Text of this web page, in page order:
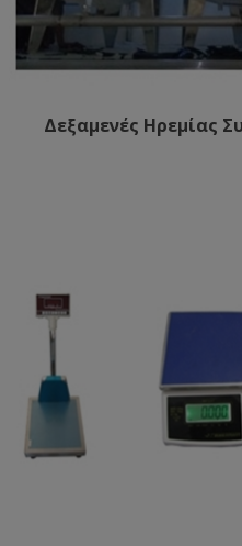
Δεξαμενές Ηρεμίας